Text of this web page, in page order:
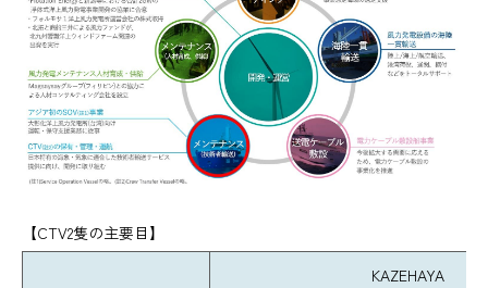
【CTV2隻の主要目】
KAZEHAYA